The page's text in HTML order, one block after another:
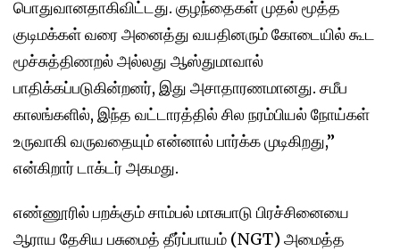
பொதுவானதாகிவிட்டது. குழந்தைகள் முதல் மூத்த
குடிமக்கள் வரை அனைத்து வயதினரும் கோடையில் கூட
மூச்சுத்திணறல் அல்லது ஆஸ்துமாவால்
பாதிக்கப்படுகின்றனர், இது அசாதாரணமானது. சமீப
காலங்களில், இந்த வட்டாரத்தில் சில நரம்பியல் நோய்கள்
உருவாகி வருவதையும் என்னால் பார்க்க முடிகிறது,”
என்கிறார் டாக்டர் அகமது.
எண்ணூரில் பறக்கும் சாம்பல் மாசுபாடு பிரச்சினையை
ஆராய தேசிய பசுமைத் தீர்ப்பாயம் (NGT) அமைத்த